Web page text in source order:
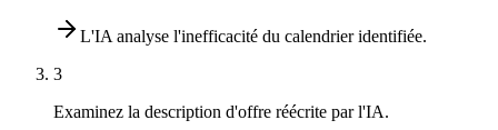
L'IA analyse l'inefficacité du calendrier identifiée.
3
Examinez la description d'offre réécrite par l'IA.